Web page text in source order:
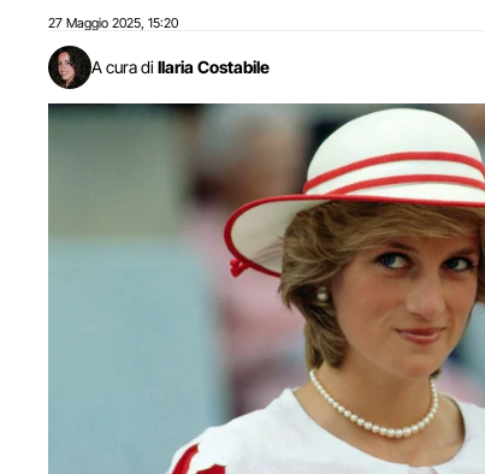
27 Maggio 2025 15:20
A cura di Ilaria Costabile